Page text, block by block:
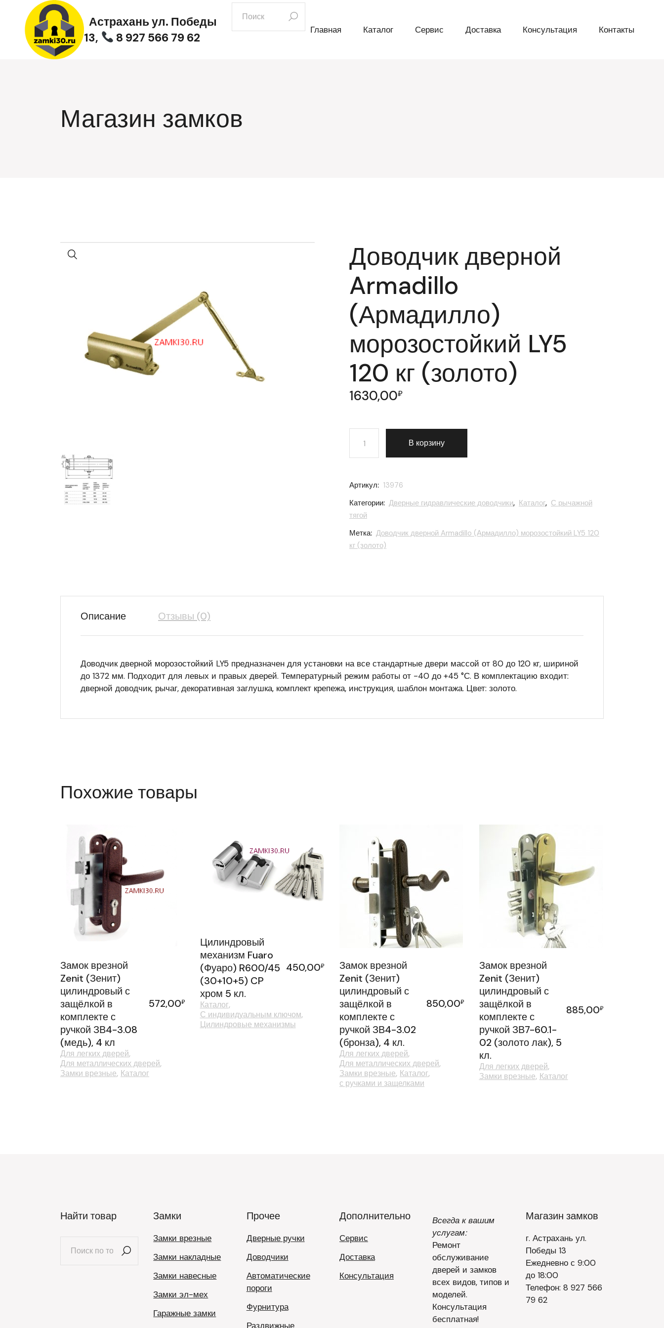
содержимому
Астрахань ул. Победы
13,
8 927 566 79 62
искать:
Главная Каталог Сервис Доставка Консультация Контакты
Магазин замков
Доводчик дверной
Armadillo
(Армадилло)
морозостойкий LY5
120 кг (золото)
1630,00₽
Количество товара Доводчик дверной Armadillo (Армадилло) морозостойкий LY5 120
В корзину
Артикул: 13976
Категории: Дверные гидравлические доводчики, Каталог, С рычажной
тягой
Метка: Доводчик дверной Armadillo (Армадилло) морозостойкий LY5 120
кг (золото)
Описание Отзывы (0)
Доводчик дверной морозостойкий LY5 предназначен для установки на все стандартные двери массой от 80 до 120 кг, шириной
до 1372 мм. Подходит для левых и правых дверей. Температурный режим работы от -40 до +45 °С. В комплектацию входит:
дверной доводчик, рычаг, декоративная заглушка, комплект крепежа, инструкция, шаблон монтажа. Цвет: золото.
Похожие товары
Замок врезной
Zenit (Зенит)
цилиндровый с
защёлкой в
комплекте с
ручкой ЗВ4-3.08
(медь), 4 кл
572,00₽
Для легких дверей
Для металлических дверей
Замки врезные Каталог
Цилиндровый
механизм Fuaro
(Фуаро) R600/45
(30+10+5) CP
хром 5 кл.
450,00₽
Каталог
С индивидуальным ключом
Цилиндровые механизмы
Замок врезной
Zenit (Зенит)
цилиндровый с
защёлкой в
комплекте с
ручкой ЗВ4-3.02
(бронза), 4 кл.
850,00₽
Для легких дверей
Для металлических дверей
Замки врезные Каталог
с ручками и защелками
Замок врезной
Zenit (Зенит)
цилиндровый с
защёлкой в
комплекте с
ручкой ЗВ7-60.1-
02 (золото лак), 5
кл.
885,00₽
Для легких дверей
Замки врезные Каталог
Найти товар Замки
Замки врезные
Замки накладные
Замки навесные
Замки эл-мех
Гаражные замки
Прочее
Дверные ручки
Доводчики
Автоматические
пороги
Фурнитура
Раздвижные
Дополнительно
Сервис
Доставка
Консультация
Всегда к вашим
услугам:
Ремонт
обслуживание
дверей и замков
всех видов, типов и
моделей.
Консультация
бесплатная!
Магазин замков
г. Астрахань ул.
Победы 13
Ежедневно с 9:00
до 18:00
Телефон: 8 927 566
79 62